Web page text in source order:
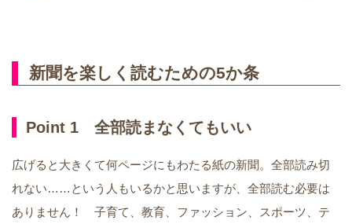
新聞を楽しく読むための5か条
Point 1 全部読まなくてもいい
広げると大きくて何ページにもわたる紙の新聞。全部読み切
れない……という人もいるかと思いますが、全部読む必要は
ありません！ 子育て、教育、ファッション、スポーツ、テ